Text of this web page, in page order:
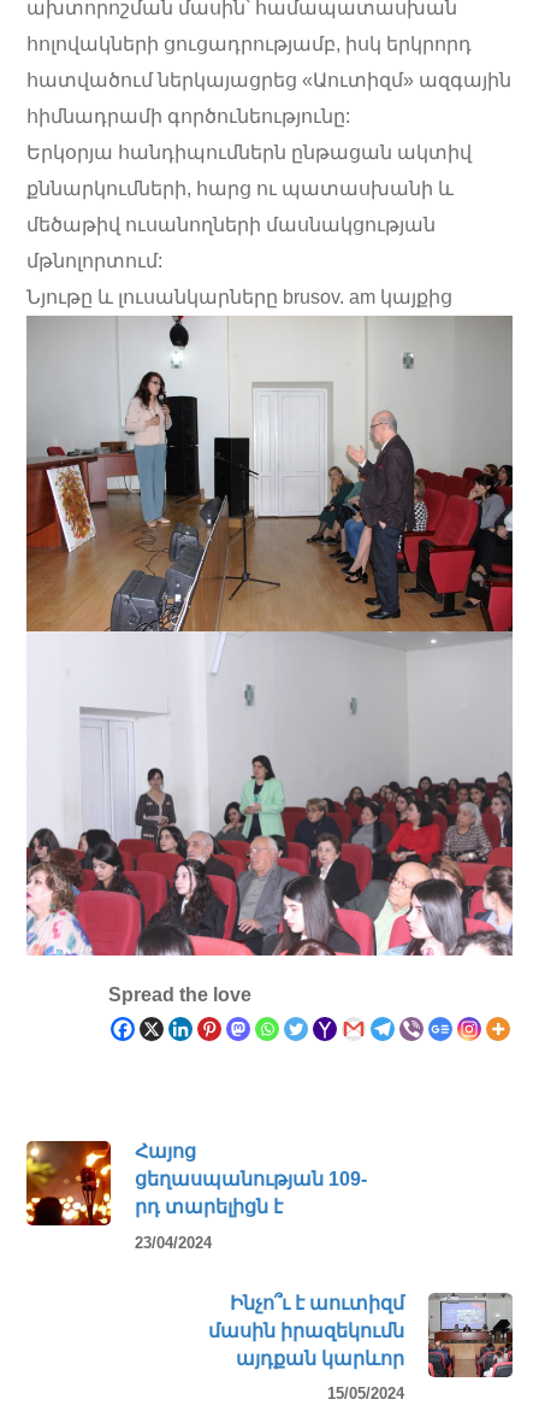
ախտորոշման մասին՝ համապատասխան
հոլովակների ցուցադրությամբ, իսկ երկրորդ
հատվածում ներկայացրեց «Աուտիզմ» ազգային
հիմնադրամի գործունեությունը:
Երկօրյա հանդիպումներն ընթացան ակտիվ
քննարկումների, հարց ու պատասխանի և
մեծաթիվ ուսանողների մասնակցության
մթնոլորտում:
Նյութը և լուսանկարները brusov. am կայքից
Spread the love
Հայոց
ցեղասպանության 109-
րդ տարելիցն է
23/04/2024
Ինչո՞ւ է աուտիզմ
մասին իրազեկումն
այդքան կարևոր
15/05/2024